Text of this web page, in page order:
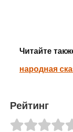
Читайте
народная
Рейтинг